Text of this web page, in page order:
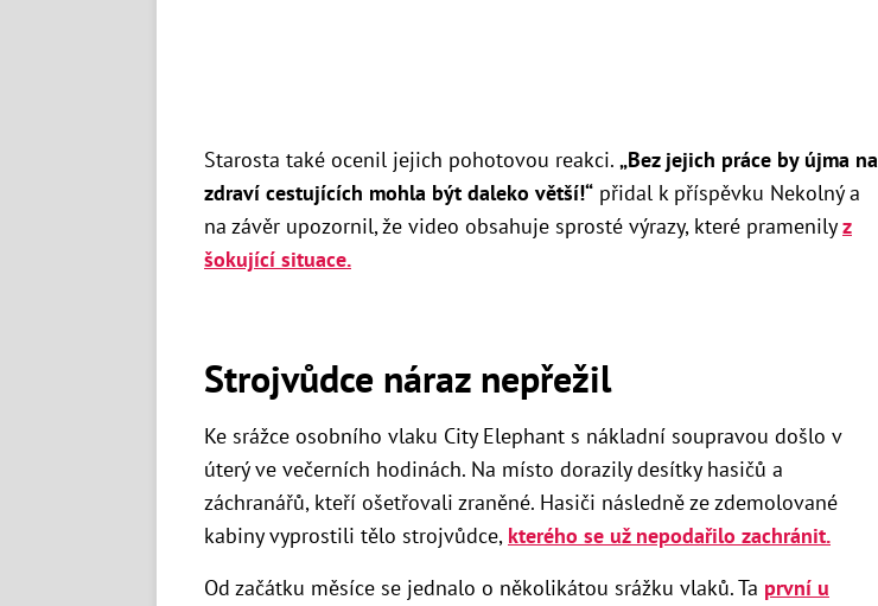
Starosta také ocenil jejich pohotovou reakci. „Bez jejich práce by újma na
zdraví cestujících mohla být daleko větší!“ přidal k příspěvku Nekolný a
na závěr upozornil, že video obsahuje sprosté výrazy, které pramenilyz
šokující situace.
Strojvůdce náraz nepřežil
Ke srážce osobního vlaku City Elephant s nákladní soupravou došlo v
úterý ve večerních hodinách. Na místo dorazily desítky hasičů a
záchranářů, kteří ošetřovali zraněné. Hasiči následně ze zdemolované
kabiny vyprostili tělo strojvůdce, kterého se už nepodařilo zachránit.
Od začátku měsíce se jednalo o několikátou srážku vlaků. Ta první u